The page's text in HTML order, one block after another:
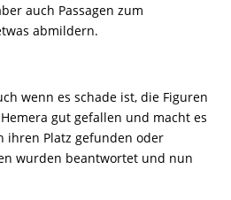
auch Passagen zum
abmildern.
wenn es schade ist, die Figuren
gut gefallen und macht es
ihren Platz gefunden oder
wurden beantwortet und nun